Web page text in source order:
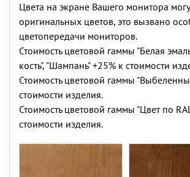
Цвета на экране Вашего монитора
оригинальных цветов, это вызвано
цветопередачи мониторов.
Стоимость цветовой гаммы "Белая
кость", "Шампань" +25% к стоимости
Стоимость цветовой гаммы
стоимости изделия.
Стоимость цветовой гаммы "Цвет по
стоимости изделия.